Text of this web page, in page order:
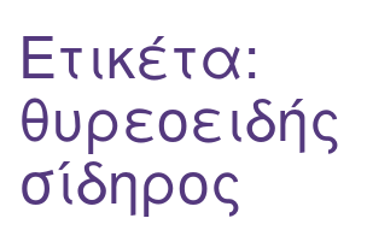
Ετικέτα:
θυρεοειδής
σίδηρος